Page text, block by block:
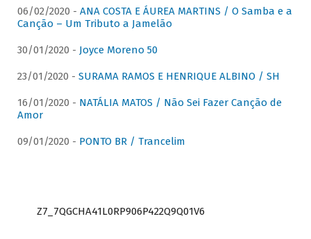
06/02/2020 - ANA COSTA E ÁUREA MARTINS / O Samba e a
Canção – Um Tributo a Jamelão
30/01/2020 - Joyce Moreno 50
23/01/2020 - SURAMA RAMOS E HENRIQUE ALBINO / SH
16/01/2020 - NATÁLIA MATOS / Não Sei Fazer Canção de
Amor
09/01/2020 - PONTO BR / Trancelim
Z7_7QGCHA41L0RP906P422Q9Q01V6